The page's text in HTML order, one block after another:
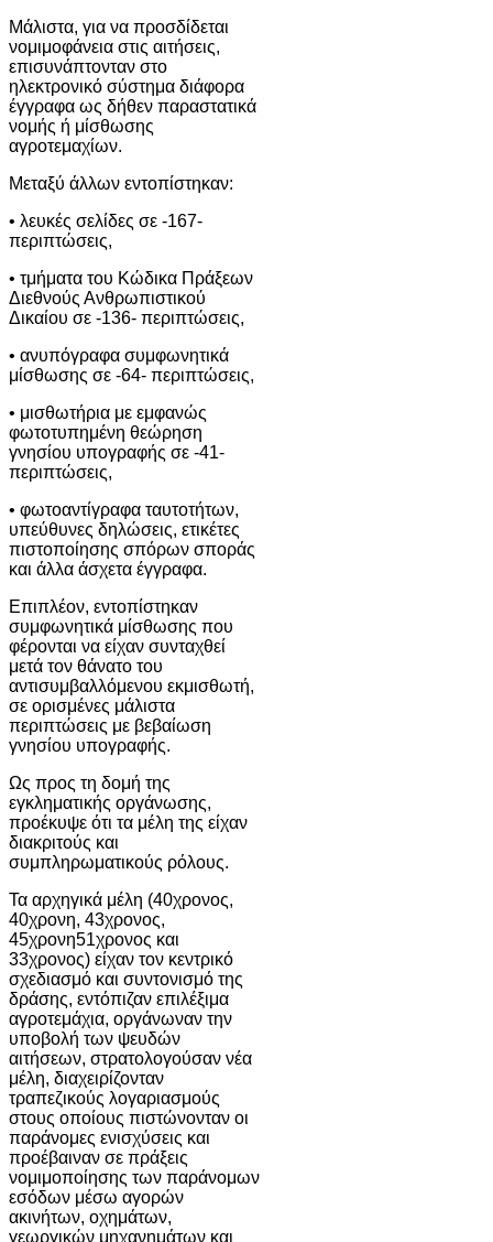
Μάλιστα, για να προσδίδεται
νομιμοφάνεια στις αιτήσεις,
επισυνάπτονταν στο
ηλεκτρονικό σύστημα διάφορα
έγγραφα ως δήθεν παραστατικά
νομής ή μίσθωσης
αγροτεμαχίων.
Μεταξύ άλλων εντοπίστηκαν:
• λευκές σελίδες σε -167-
περιπτώσεις,
• τμήματα του Κώδικα Πράξεων
Διεθνούς Ανθρωπιστικού
Δικαίου σε -136- περιπτώσεις,
• ανυπόγραφα συμφωνητικά
μίσθωσης σε -64- περιπτώσεις,
• μισθωτήρια με εμφανώς
φωτοτυπημένη θεώρηση
γνησίου υπογραφής σε -41-
περιπτώσεις,
• φωτοαντίγραφα ταυτοτήτων,
υπεύθυνες δηλώσεις, ετικέτες
πιστοποίησης σπόρων σποράς
και άλλα άσχετα έγγραφα.
Επιπλέον, εντοπίστηκαν
συμφωνητικά μίσθωσης που
φέρονται να είχαν συνταχθεί
μετά τον θάνατο του
αντισυμβαλλόμενου εκμισθωτή,
σε ορισμένες μάλιστα
περιπτώσεις με βεβαίωση
γνησίου υπογραφής.
Ως προς τη δομή της
εγκληματικής οργάνωσης,
προέκυψε ότι τα μέλη της είχαν
διακριτούς και
συμπληρωματικούς ρόλους.
Τα αρχηγικά μέλη (40χρονος,
40χρονη, 43χρονος,
45χρονη51χρονος και
33χρονος) είχαν τον κεντρικό
σχεδιασμό και συντονισμό της
δράσης, εντόπιζαν επιλέξιμα
αγροτεμάχια, οργάνωναν την
υποβολή των ψευδών
αιτήσεων, στρατολογούσαν νέα
μέλη, διαχειρίζονταν
τραπεζικούς λογαριασμούς
στους οποίους πιστώνονταν οι
παράνομες ενισχύσεις και
προέβαιναν σε πράξεις
νομιμοποίησης των παράνομων
εσόδων μέσω αγορών
ακινήτων, οχημάτων,
γεωργικών μηχανημάτων και